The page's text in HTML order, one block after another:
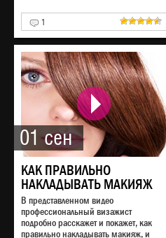
1
01 сен
КАК ПРАВИЛЬНО
НАКЛАДЫВАТЬ МАКИЯЖ
В представленном видео
профессиональный визажист
подробно расскажет и покажет, как
правильно накладывать макияж, и